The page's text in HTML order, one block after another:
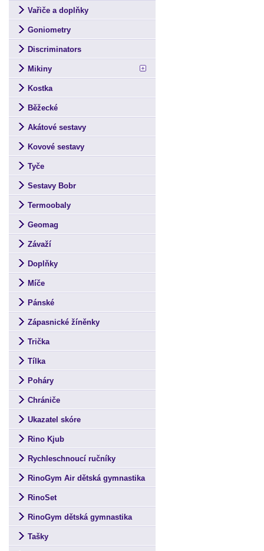
Vařiče a doplňky
Goniometry
Discriminators
Mikiny
Kostka
Běžecké
Akátové sestavy
Kovové sestavy
Tyče
Sestavy Bobr
Termoobaly
Geomag
Závaží
Doplňky
Míče
Pánské
Zápasnické žíněnky
Trička
Tílka
Poháry
Chrániče
Ukazatel skóre
Rino Kjub
Rychleschnoucí ručníky
RinoGym Air dětská gymnastika
RinoSet
RinoGym dětská gymnastika
Tašky